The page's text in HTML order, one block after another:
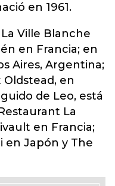
en 1961.
Ville Blanche
en Francia; en
Aires, Argentina;
en
de Leo, está
La
en Francia;
en Japón y The